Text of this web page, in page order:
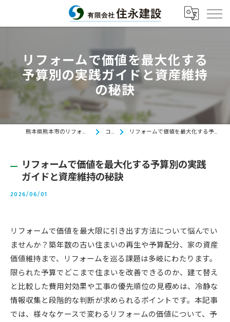
リフォームで価値を最大化する
予算別の実践ガイドと資産維持
の秘訣
熊本県熊本市のリフォームなら有限会社住永建設 コラム リフォームで価値を最大化する予算別の実践ガイドと資産維持の秘訣
リフォームで価値を最大化する予算別の実践
ガイドと資産維持の秘訣
2026/06/01
リフォームで価値を最大限に引き出す方法について悩んでい
ませんか？築年数の古い住まいの再生や予算配分、家の資産
価値維持まで、リフォームを巡る課題は多岐にわたります。
限られた予算でどこまで住まいを改善できるのか、建て替え
と比較した費用対効果や工事の優先順位の見極めは、冷静な
情報収集と段階的な判断が求められるポイントです。本記事
では、様々なケースで変わるリフォームの価値について、予